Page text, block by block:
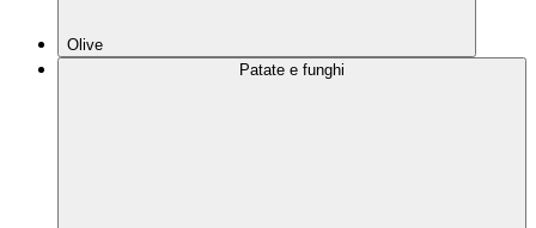
Olive
Patate e funghi